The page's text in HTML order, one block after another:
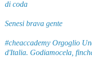
di coda
Senesi brava gente
#cheaccademy Orgoglio
d'Italia. Godiamocela,